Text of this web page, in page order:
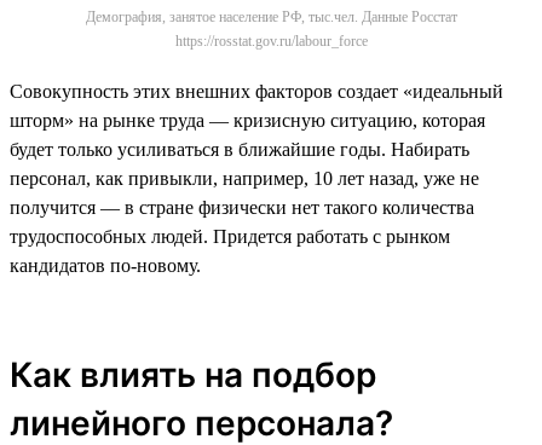
Демография, занятое население РФ, тыс.чел. Данные Росстат
https://rosstat.gov.ru/labour_force
Совокупность этих внешних факторов создает «идеальный
шторм» на рынке труда — кризисную ситуацию, которая
будет только усиливаться в ближайшие годы. Набирать
персонал, как привыкли, например, 10 лет назад, уже не
получится — в стране физически нет такого количества
трудоспособных людей. Придется работать с рынком
кандидатов по-новому.
Как влиять на подбор
линейного персонала?